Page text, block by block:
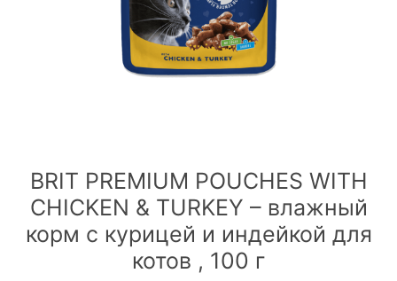
BRIT PREMIUM POUCHES WITH
CHICKEN & TURKEY – влажный
корм с курицей и индейкой для
котов , 100 г